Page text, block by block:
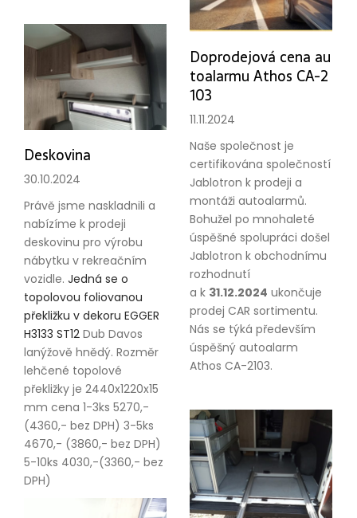
Doprodejová cena au
toalarmu Athos CA-2
103
11.11.2024
Naše společnost je
certifikována společností
Jablotron k prodeji a
montáži autoalarmů.
Bohužel po mnohaleté
úspěšné spolupráci došel
Jablotron k obchodnímu
rozhodnutí
a k 31.12.2024 ukončuje
prodej CAR sortimentu.
Nás se týká především
úspěšný autoalarm
Athos CA-2103.
Deskovina
30.10.2024
Právě jsme naskladnili a
nabízíme k prodeji
deskovinu pro výrobu
nábytku v rekreačním
vozidle. Jedná se o
topolovou foliovanou
překližku v dekoru EGGER
H3133 ST12 Dub Davos
lanýžově hnědý. Rozměr
lehčené topolové
překližky je 2440x1220x15
mm cena 1-3ks 5270,-
(4360,- bez DPH) 3-5ks
4670,- (3860,- bez DPH)
5-10ks 4030,-(3360,- bez
DPH)